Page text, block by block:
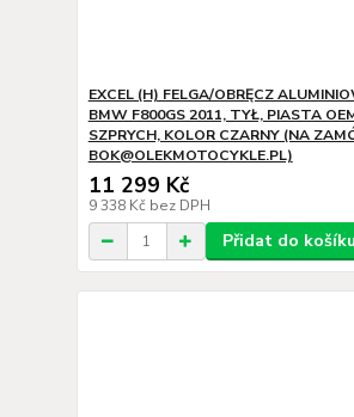
EXCEL (H) FELGA/OBRĘCZ
BMW F800GS 2011, TYŁ, PIASTA
SZPRYCH, KOLOR CZARNY (NA
BOK@OLEKMOTOCYKLE.PL)
11 299 Kč
9 338 Kč bez DPH
Přidat do košíku